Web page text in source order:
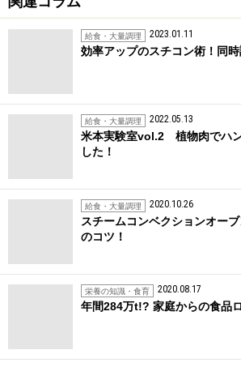
給食・大量調理 2023.01.11
効率アップのスチコン術！同時
給食・大量調理 2022.05.13
米本実験室vol.2 植物肉でハ
した！
給食・大量調理 2020.10.26
スチームコンベクションオー
のコツ！
栄養の知識・食育 2020.08.17
年間284万t!? 家庭からの食品